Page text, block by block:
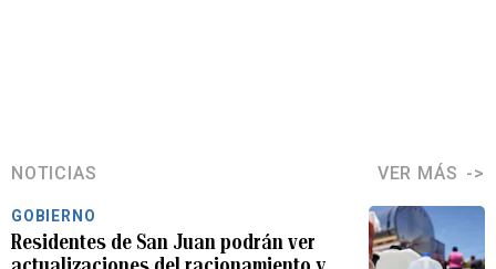
NOTICIAS VER MÁS
GOBIERNO
Residentes de San Juan podrán ver